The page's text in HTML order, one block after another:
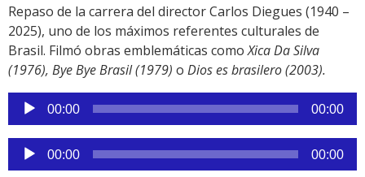
Link
Repaso de la carrera del director Carlos Diegues (1940 –
2025), uno de los máximos referentes culturales de
Brasil. Filmó obras emblemáticas comoXica Da Silva
(1976), Bye Bye Brasil (1979) o Dios es brasilero (2003).
Reproductor
de
audio
00:00 00:00
Reproductor
de
00:00 00:00